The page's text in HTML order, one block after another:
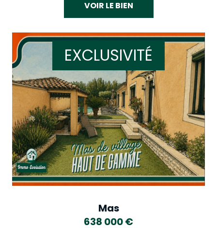
VOIR LE BIEN
EXCLUSIVITÉ
Mas
638 000€